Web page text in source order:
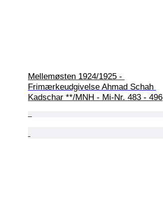
Mellemøsten 1924/1925 -
Frimærkeudgivelse Ahmad Schah
Kadschar **/MNH - Mi-Nr. 483 - 496